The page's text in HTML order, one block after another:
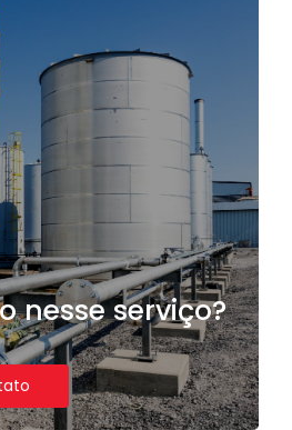
nesse serviço?